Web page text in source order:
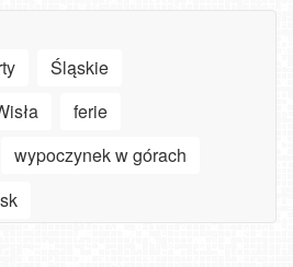
Śląskie
ferie
wypoczynek w górach